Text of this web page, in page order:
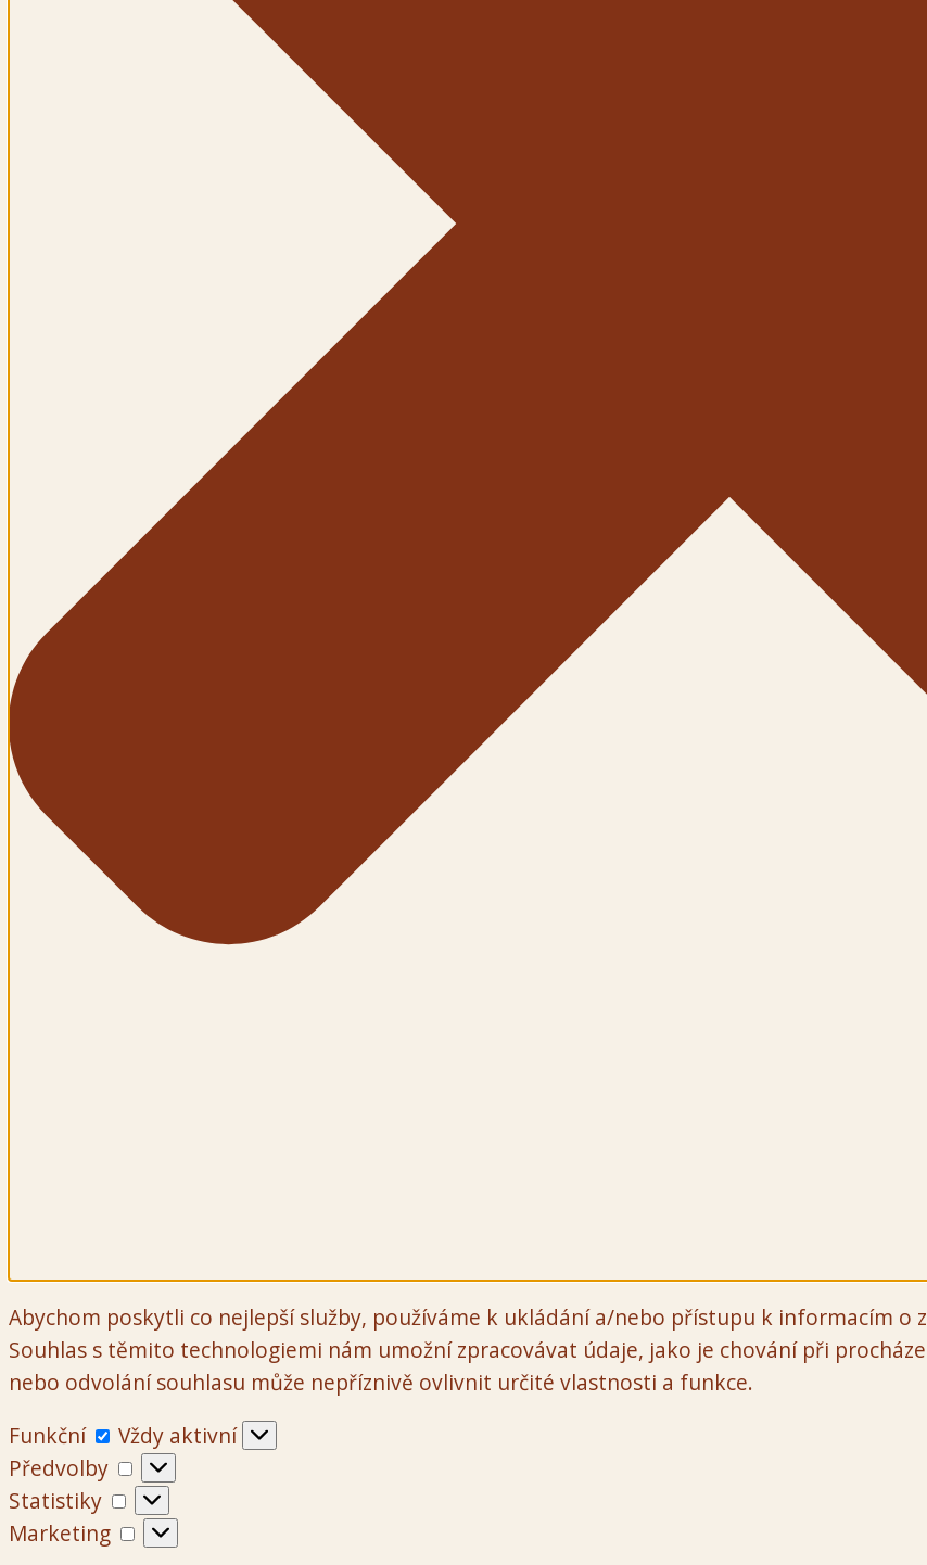
Abychom poskytli co nejlepší služby, používáme k ukládání a/nebo přístupu k informacím o
Souhlas s těmito technologiemi nám umožní zpracovávat údaje, jako je chování při
nebo odvolání souhlasu může nepříznivě ovlivnit určité vlastnosti a funkce.
Funkční
Funkční
Vždy aktivní
Předvolby
Předvolby
Statistiky
Statistiky
Marketing
Marketing